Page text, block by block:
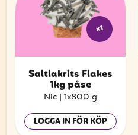
x1
Saltlakrits Flakes
1kg påse
Nic | 1x800 g
LOGGA IN FÖR KÖP